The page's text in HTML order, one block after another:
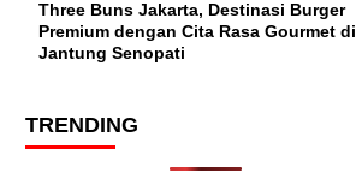
Three Buns Jakarta, Destinasi Burger
Premium dengan Cita Rasa Gourmet di
Jantung Senopati
TRENDING